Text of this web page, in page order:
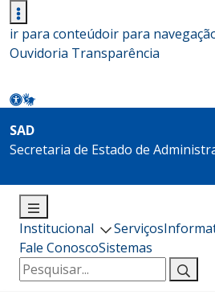
ir para conteúdoir para
Ouvidoria Transparência
SAD
Secretaria de Estado de
Institucional Serviços
Fale ConoscoSistemas
Pesquisar
por: